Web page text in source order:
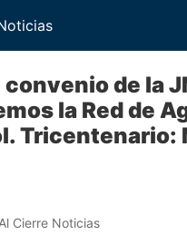
convenio de la
la Red de
Tricentenario:
Cierre Noticias